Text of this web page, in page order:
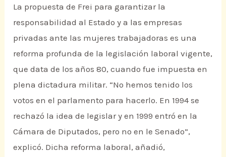
La propuesta de Frei para garantizar la
responsabilidad al Estado y a las empresas
privadas ante las mujeres trabajadoras es una
reforma profunda de la legislación laboral vigente,
que data de los años 80, cuando fue impuesta en
plena dictadura militar. “No hemos tenido los
votos en el parlamento para hacerlo. En 1994 se
rechazó la idea de legislar y en 1999 entró en la
Cámara de Diputados, pero no en le Senado”,
explicó. Dicha reforma laboral, añadió,